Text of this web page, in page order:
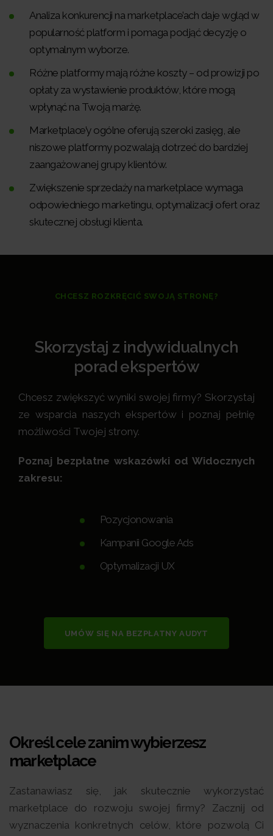
Analiza konkurencji na marketplace’ach daje wgląd w
popularność platform i pomaga podjąć decyzję o
optymalnym wyborze.
Różne platformy mają różne koszty – od prowizji po
opłaty za wystawienie produktów, które mogą
wpłynąć na Twoją marżę.
Marketplace’y ogólne oferują szeroki zasięg, ale
niszowe platformy pozwalają dotrzeć do bardziej
zaangażowanej grupy klientów.
Zwiększenie sprzedaży na marketplace wymaga
odpowiedniego marketingu, optymalizacji ofert oraz
skutecznej obsługi klienta.
CHCESZ ROZKRĘCIĆ SWOJĄ STRONĘ?
Skorzystaj z indywidualnych
porad ekspertów
Chcesz zwiększyć wyniki swojej firmy? Skorzystaj
ze wsparcia naszych ekspertów i poznaj pełnię
możliwości Twojej strony.
Poznaj bezpłatne wskazówki od Widocznych
zakresu:
Pozycjonowania
Kampanii Google Ads
Optymalizacji UX
UMÓW SIĘ NA BEZPŁATNY AUDYT
Określ cele zanim wybierzesz
marketplace
Zastanawiasz się, jak skutecznie wykorzystać
marketplace do rozwoju swojej firmy? Zacznij od
wyznaczenia konkretnych celów, które pozwolą Ci